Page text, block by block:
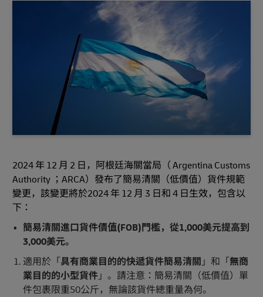
2024 年 12 月 2 日，阿根廷海關當局（ Argentina Customs
Authority ；ARCA）發布了簡易清關（低價值）貨件規範
變更，該變更將於2024 年 12 月 3 日和 4 日生效，包含以
下：
簡易清關進口貨件價值(FOB)門檻，從1,000美元提高到
3,000美元。
適用於「具有商業目的的快遞貨件簡易清關 」和「無商
業目的的小型貨件」。請注意：簡易清關（低價值）單
件包裹限重50公斤，無論該貨件總重量為何。